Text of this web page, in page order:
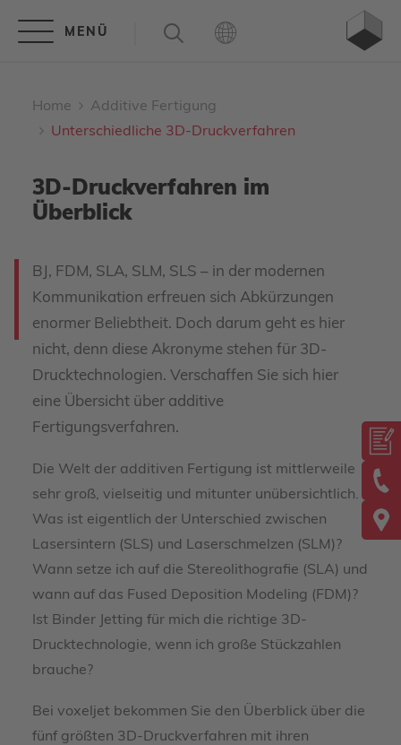
Home
Additive Fertigung
Unterschiedliche 3D-Druckverfahren
3D-Druckverfahren im
Überblick
BJ, FDM, SLA, SLM, SLS – in der modernen
Kommunikation erfreuen sich Abkürzungen
enormer Beliebtheit. Doch darum geht es hier
nicht, denn diese Akronyme stehen für 3D-
Drucktechnologien. Verschaffen Sie sich hier
eine Übersicht über additive
Fertigungsverfahren.
Die Welt der additiven Fertigung ist mittlerweile
sehr groß, vielseitig und mitunter unübersichtlich.
Was ist eigentlich der Unterschied zwischen
Lasersintern (SLS) und Laserschmelzen (SLM)?
Wann setze ich auf die Stereolithografie (SLA) und
wann auf das Fused Deposition Modeling (FDM)?
Ist Binder Jetting für mich die richtige 3D-
Drucktechnologie, wenn ich große Stückzahlen
brauche?
Bei voxeljet bekommen Sie den Überblick über die
fünf größten 3D-Druckverfahren mit ihren